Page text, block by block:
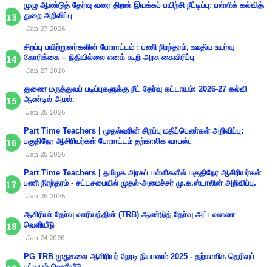
முழு ஆண்டுத் தேர்வு வரை திறன் இயக்கப் பயிற்சி நீட்டிப்பு: பள்ளிக் கல்வித்
துறை அறிவிப்பு
Jan 27 2026
சிறப்பு பயிற்றுனர்களின் போராட்டம் : பணி நிரந்தரம், ஊதிய உயர்வு
கோரிக்கை – நிதியில்லை எனக் கூறி அரசு கைவிரிப்பு
Jan 27 2026
துணை மருத்துவப் படிப்புகளுக்கு நீட் தேர்வு கட்டாயம்: 2026-27 கல்வி
ஆண்டில் அமல்.
Jan 25 2026
Part Time Teachers | முதல்வரின் சிறப்பு மதிப்பெண்கள் அறிவிப்பு:
பகுதிநேர ஆசிரியர்கள் போராட்டம் தற்காலிக வாபஸ்.
Jan 25 2026
Part Time Teachers | தமிழக அரசுப் பள்ளிகளில் பகுதிநேர ஆசிரியர்கள்
பணி நிரந்தரம் - சட்டசபையில் முதல்-அமைச்சர் மு.க.ஸ்டாலின் அறிவிப்பு.
Jan 25 2026
ஆசிரியா் தோ்வு வாரியத்தின் (TRB) ஆண்டுத் தோ்வு அட்டவணை
வெளியீடு
Jan 24 2026
PG TRB முதுகலை ஆசிரியர் நேரடி நியமனம் 2025 - தற்காலிக தெரிவுப்